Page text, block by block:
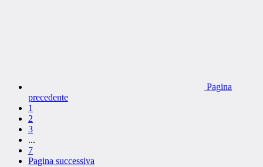
Pagina
precedente
1
2
3
...
7
Pagina successiva